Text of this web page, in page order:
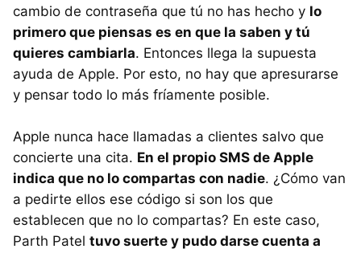
cambio de contraseña que tú no has hecho y lo
primero que piensas es en que la saben y tú
quieres cambiarla. Entonces llega la supuesta
ayuda de Apple. Por esto, no hay que apresurarse
y pensar todo lo más fríamente posible.
Apple nunca hace llamadas a clientes salvo que
concierte una cita. En el propio SMS de Apple
indica que no lo compartas con nadie. ¿Cómo van
a pedirte ellos ese código si son los que
establecen que no lo compartas? En este caso,
Parth Patel tuvo suerte y pudo darse cuenta a